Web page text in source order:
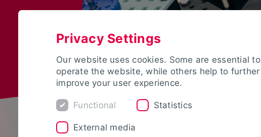
Privacy Settings
Our website uses cookies. Some are essential to
operate the website, while others help to further
improve your user experience.
Functional Statistics
External media